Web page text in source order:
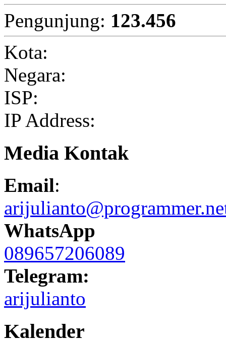
Pengunjung: 123.456
Kota:
Negara:
ISP:
IP Address:
Media Kontak
Email:
WhatsApp
089657206089
Telegram:
arijulianto
Kalender